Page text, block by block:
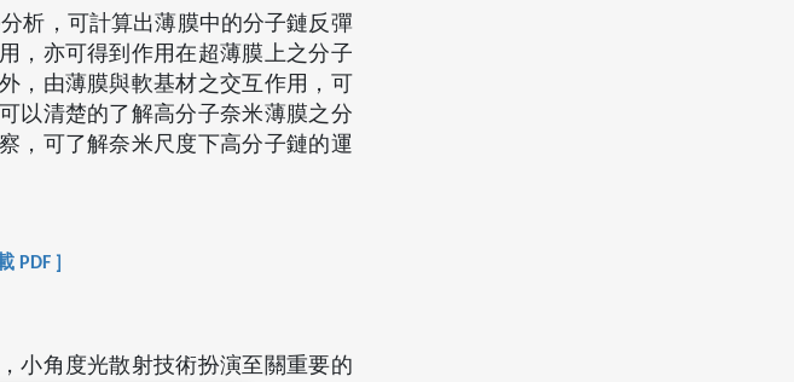
析，可計算出薄膜中的分子鏈反彈
，亦可得到作用在超薄膜上之分子
，由薄膜與軟基材之交互作用，可
以清楚的了解高分子奈米薄膜之分
，可了解奈米尺度下高分子鏈的運
PDF ]
小角度光散射技術扮演至關重要的